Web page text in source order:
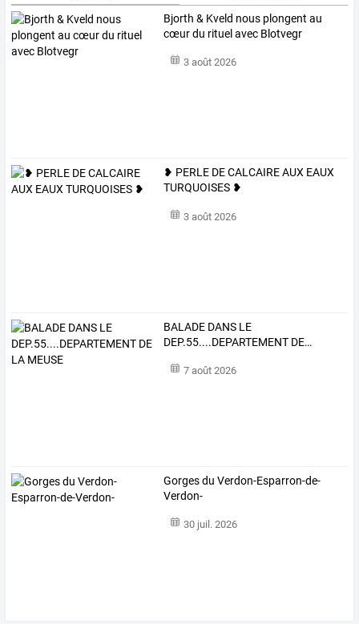
Bjorth & Kveld nous plongent au
cœur du rituel avec Blotvegr
3 août 2026
❥ PERLE DE CALCAIRE AUX EAUX
TURQUOISES ❥
3 août 2026
BALADE DANS LE
DEP.55....DEPARTEMENT DE…
7 août 2026
Gorges du Verdon-Esparron-de-
Verdon-
30 juil. 2026